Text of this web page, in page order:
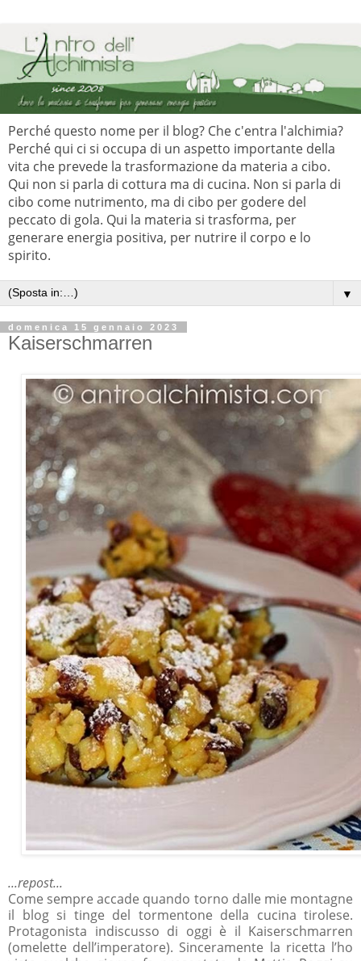
Perché questo nome per il blog? Che c'entra l'alchimia?
Perché qui ci si occupa di un aspetto importante della
vita che prevede la trasformazione da materia a cibo.
Qui non si parla di cottura ma di cucina. Non si parla di
cibo come nutrimento, ma di cibo per godere del
peccato di gola. Qui la materia si trasforma, per
generare energia positiva, per nutrire il corpo e lo
spirito.
▼
domenica 15 gennaio 2023
Kaiserschmarren
...repost...
Come sempre accade quando torno dalle mie montagne
il blog si tinge del tormentone della cucina tirolese.
Protagonista indiscusso di oggi è il Kaiserschmarren
(omelette dell’imperatore). Sinceramente la ricetta l’ho